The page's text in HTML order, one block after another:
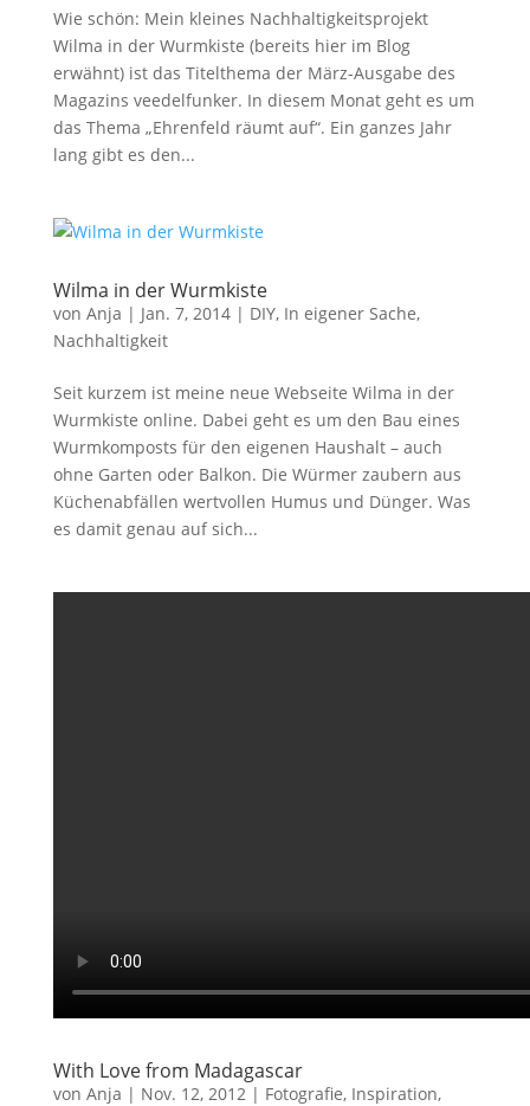
Wie schön: Mein kleines Nachhaltigkeitsprojekt
Wilma in der Wurmkiste (bereits hier im Blog
erwähnt) ist das Titelthema der März-Ausgabe des
Magazins veedelfunker. In diesem Monat geht es um
das Thema „Ehrenfeld räumt auf“. Ein ganzes Jahr
lang gibt es den...
Wilma in der Wurmkiste
von Anja | Jan. 7, 2014| DIY, In eigener Sache,
Nachhaltigkeit
Seit kurzem ist meine neue Webseite Wilma in der
Wurmkiste online. Dabei geht es um den Bau eines
Wurmkomposts für den eigenen Haushalt – auch
ohne Garten oder Balkon. Die Würmer zaubern aus
Küchenabfällen wertvollen Humus und Dünger. Was
es damit genau auf sich...
With Love from Madagascar
von Anja | Nov. 12, 2012| Fotografie, Inspiration,